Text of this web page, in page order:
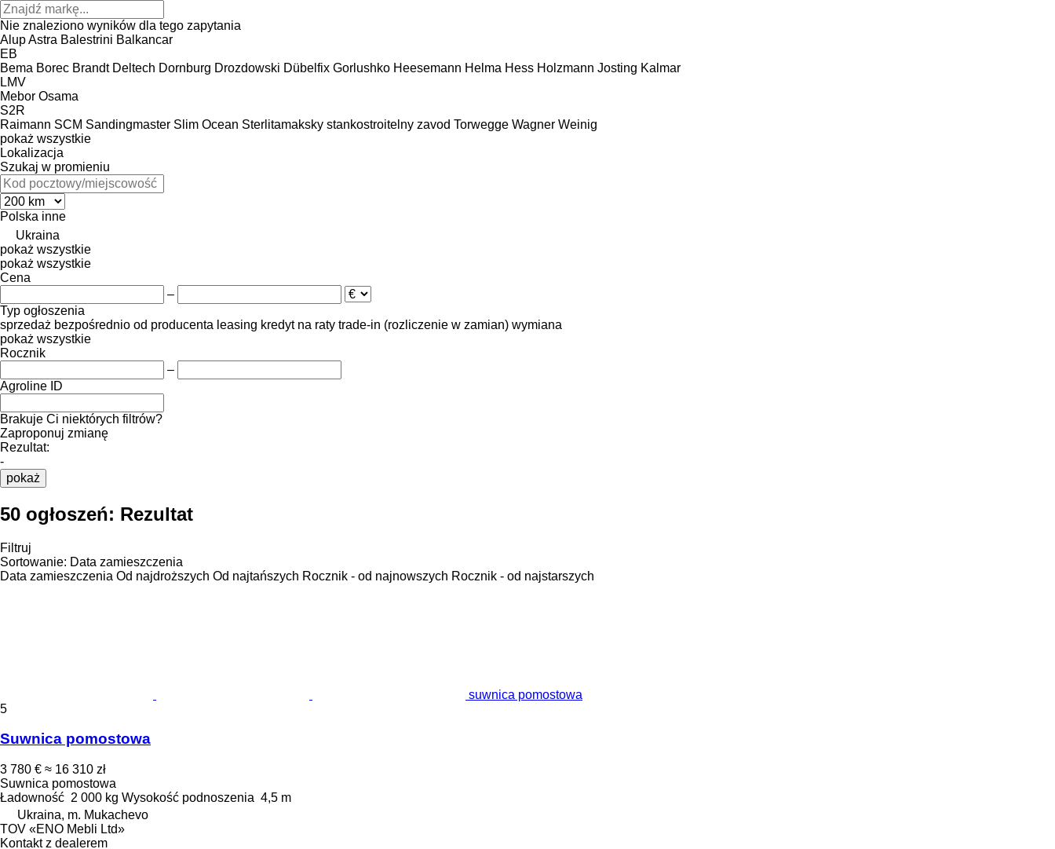
Nie znaleziono wyników dla tego zapytania
AlupAstra Balestrini Balkancar
EB
Bema Borec Brandt Deltech Dornburg Drozdowski Dübelfix Gorlushko Heesemann Helma Hess Holzmann Josting Kalmar
LMV
Mebor Osama
S2R
Raimann SCM Sandingmaster Slim Ocean Sterlitamaksky stankostroitelny zavod Torwegge Wagner Weinig
pokaż wszystkie
Lokalizacja
Szukaj w promieniu
Polska inne
Ukraina
pokaż wszystkie
pokaż wszystkie
Cena
–
Typ ogłoszenia
sprzedaż bezpośrednio od producenta leasing kredyt na raty trade-in (rozliczenie w zamian) wymiana
pokaż wszystkie
Rocznik
–
Agroline ID
Brakuje Ci niektórych filtrów?
Zaproponuj zmianę
Rezultat:
-
pokaż
50 ogłoszeń: Rezultat
Filtruj
Sortowanie: Data zamieszczenia
Data zamieszczenia Od najdroższych Od najtańszych Rocznik - od najnowszych Rocznik - od najstarszych
suwnica pomostowa
5
Suwnica pomostowa
3 780 € ≈ 16 310 zł
Suwnica pomostowa
Ładowność 2 000 kg Wysokość podnoszenia 4,5 m
Ukraina, m. Mukachevo
TOV «ENO Mebli Ltd»
Kontakt z dealerem